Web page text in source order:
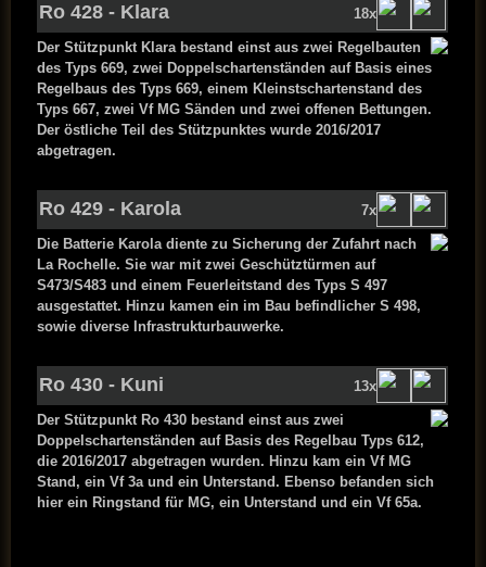
Ro 428 - Klara 18x
Der Stützpunkt Klara bestand einst aus zwei Regelbauten
des Typs 669, zwei Doppelschartenständen auf Basis eines
Regelbaus des Typs 669, einem Kleinstschartenstand des
Typs 667, zwei Vf MG Sänden und zwei offenen Bettungen.
Der östliche Teil des Stützpunktes wurde 2016/2017
abgetragen.
Ro 429 - Karola 7x
Die Batterie Karola diente zu Sicherung der Zufahrt nach
La Rochelle. Sie war mit zwei Geschütztürmen auf
S473/S483 und einem Feuerleitstand des Typs S 497
ausgestattet. Hinzu kamen ein im Bau befindlicher S 498,
sowie diverse Infrastrukturbauwerke.
Ro 430 - Kuni 13x
Der Stützpunkt Ro 430 bestand einst aus zwei
Doppelschartenständen auf Basis des Regelbau Typs 612,
die 2016/2017 abgetragen wurden. Hinzu kam ein Vf MG
Stand, ein Vf 3a und ein Unterstand. Ebenso befanden sich
hier ein Ringstand für MG, ein Unterstand und ein Vf 65a.